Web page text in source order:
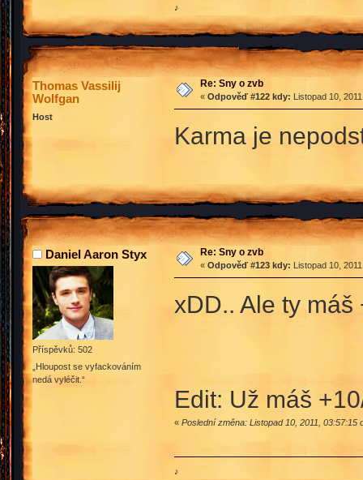
♪
Thomas Vassilij
Wolfgan
Host
Re: Sny o zvb
« Odpověď #122 kdy: Listopad 10,
Karma je
Daniel Aaron Styx
Příspěvků: 502
„Hloupost se vyfackováním
nedá vyléčit.“
Re: Sny o zvb
« Odpověď #123 kdy: Listopad 10,
xDD.. Ale ty
Edit: Už máš
« Poslední změna: Listopad 10, 2011, 03:57:15
♪